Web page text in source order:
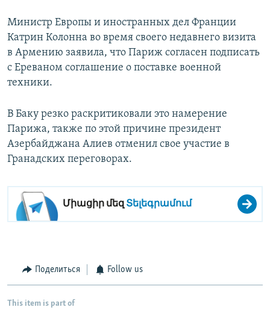
Министр Европы и иностранных дел Франции
Катрин Колонна во время своего недавнего визита
в Армению заявила, что Париж согласен подписать
с Ереваном соглашение о поставке военной
техники.
В Баку резко раскритиковали это намерение
Парижа, также по этой причине президент
Азербайджана Алиев отменил свое участие в
Гранадских переговорах.
Միացիր մեզ Տելեգրամում
Поделиться Follow us
This item is part of